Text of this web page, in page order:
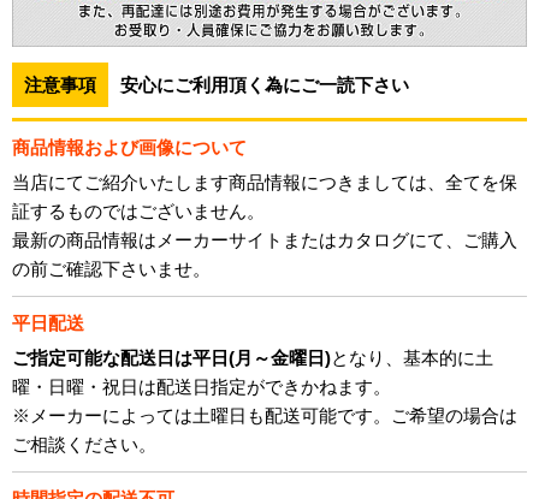
注意事項 安心にご利用頂く為にご一読下さい
商品情報および画像について
当店にてご紹介いたします商品情報につきましては、全てを保
証するものではございません。
最新の商品情報はメーカーサイトまたはカタログにて、ご購入
の前ご確認下さいませ。
平日配送
ご指定可能な配送日は平日(月～金曜日)となり、基本的に土
曜・日曜・祝日は配送日指定ができかねます。
※メーカーによっては土曜日も配送可能です。ご希望の場合は
ご相談ください。